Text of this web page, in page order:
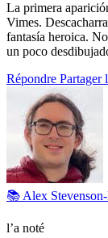
La primera
Vimes.
fantasía heroica.
un poco
Répondre Partager
📚 Alex
l’a noté